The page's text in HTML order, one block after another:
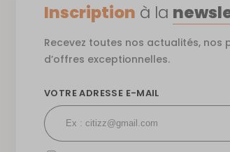
Inscription à la
Recevez toutes nos actualités, nos
d’offres exceptionnelles.
VOTRE ADRESSE E-MAIL